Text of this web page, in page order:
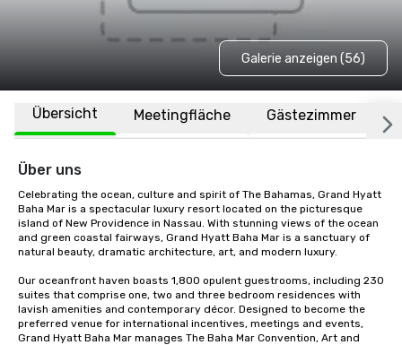
Galerie anzeigen (56)
Übersicht Meetingfläche Gästezimmer
Über uns
Celebrating the ocean, culture and spirit of The Bahamas, Grand Hyatt
Baha Mar is a spectacular luxury resort located on the picturesque
island of New Providence in Nassau. With stunning views of the ocean
and green coastal fairways, Grand Hyatt Baha Mar is a sanctuary of
natural beauty, dramatic architecture, art, and modern luxury.
Our oceanfront haven boasts 1,800 opulent guestrooms, including 230
suites that comprise one, two and three bedroom residences with
lavish amenities and contemporary décor. Designed to become the
preferred venue for international incentives, meetings and events,
Grand Hyatt Baha Mar manages The Baha Mar Convention, Art and